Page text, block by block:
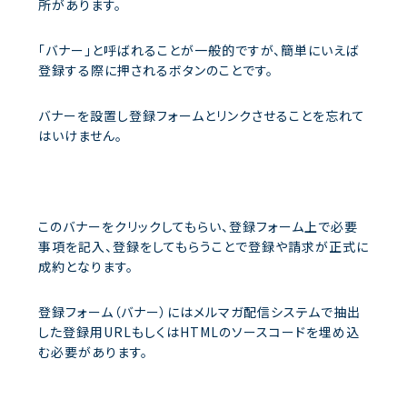
所があります。
「バナー」と呼ばれることが一般的ですが、簡単にいえば
登録する際に押されるボタンのことです。
バナーを設置し登録フォームとリンクさせることを忘れて
はいけません。
このバナーをクリックしてもらい、登録フォーム上で必要
事項を記入、登録をしてもらうことで登録や請求が正式に
成約となります。
登録フォーム（バナー）にはメルマガ配信システムで抽出
した登録用URLもしくはHTMLのソースコードを埋め込
む必要があります。